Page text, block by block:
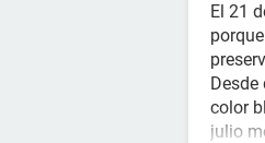
El 21
color
julio